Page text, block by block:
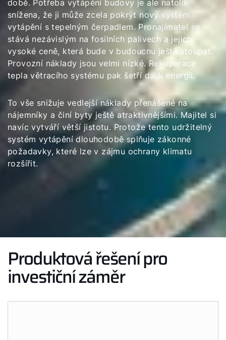
době. Potřeba vytápění budovy je ale natolik
snížena, že ji může zcela pokrýt nový systém
vytápění s tepelným čerpadlem. Pronajímatel se
stává nezávislým na fosilních palivech a jejich
vysoké ceně, která bude v budoucnu ještě stoupat.
Provozní náklady jsou velmi nízké. Rekuperace
tepla větracího systému pak šetří další energii.
To vše snižuje vedlejší náklady přenášené na
nájemníky a činí byty ještě atraktivnějšími. Majitel si
navíc vytváří větší jistotu. Protože tento udržitelný
systém vytápění dlouhodobě splňuje zákonné
požadavky, které lze v zájmu ochrany klimatu
rozšířit.
Produktová řešení pro
investiční záměr